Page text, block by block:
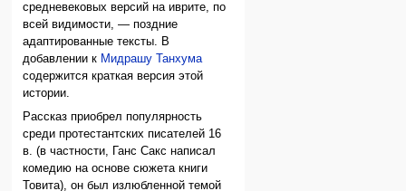
средневековых версий на иврите, по
всей видимости, — поздние
адаптированные тексты. В
добавлении к Мидрашу
Танхума
содержится краткая версия этой
истории.
Рассказ приобрел популярность
среди протестантских писателей 16
в. (в частности, Ганс Сакс написал
комедию на основе сюжета книги
Товита), он был излюбленной темой